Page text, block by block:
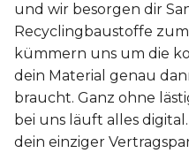
und wir besorgen dir
Recyclingbaustoffe
kümmern uns um die
dein Material genau
braucht. Ganz ohne
bei uns läuft alles
dein einziger